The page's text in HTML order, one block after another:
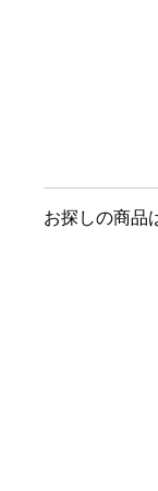
お探しの商品